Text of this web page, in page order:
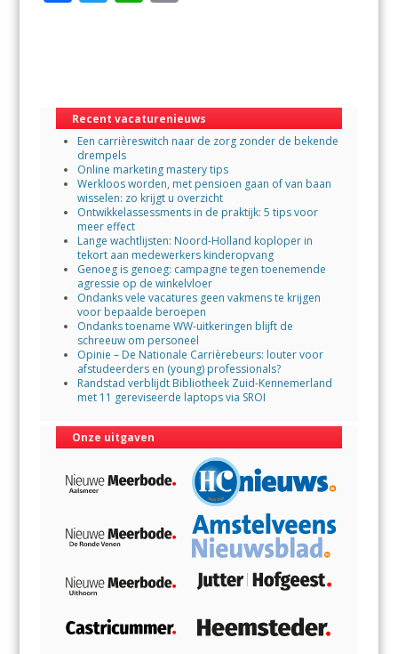
o
o
k
A
p
p
Recent vacaturenieuws
Een carrièreswitch naar de zorg zonder de bekende
drempels
Online marketing mastery tips
Werkloos worden, met pensioen gaan of van baan
wisselen: zo krijgt u overzicht
Ontwikkelassessments in de praktijk: 5 tips voor
meer effect
Lange wachtlijsten: Noord-Holland koploper in
tekort aan medewerkers kinderopvang
Genoeg is genoeg: campagne tegen toenemende
agressie op de winkelvloer
Ondanks vele vacatures geen vakmens te krijgen
voor bepaalde beroepen
Ondanks toename WW-uitkeringen blijft de
schreeuw om personeel
Opinie – De Nationale Carrièrebeurs: louter voor
afstudeerders en (young) professionals?
Randstad verblijdt Bibliotheek Zuid-Kennemerland
met 11 gereviseerde laptops via SROI
Onze uitgaven